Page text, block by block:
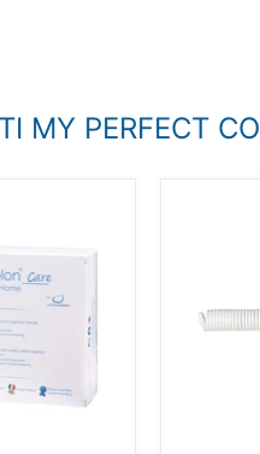
MY PERFECT